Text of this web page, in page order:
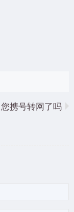
您携号转网了吗？